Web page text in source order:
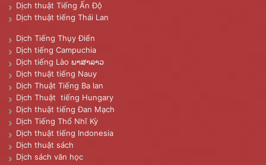
Dịch thuật Tiếng Ấn Độ
Dịch thuật tiếng Thái Lan
Dịch Tiếng Thụy Điển
Dịch tiếng Campuchia
Dịch tiếng Lào ພາສາລາວ
Dịch thuật tiếng Nauy
Dịch Thuật Tiếng Ba lan
Dịch Thuật tiếng Hungary
Dịch thuật tiếng Đan Mạch
Dịch Tiếng Thổ Nhĩ Kỳ
Dịch thuật tiếng Indonesia
Dịch thuật sách
Dịch sách văn học